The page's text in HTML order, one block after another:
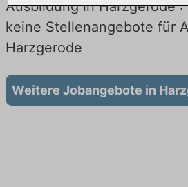
Ausbildung in Harzgerode
keine Stellenangebote für
Harzgerode
Weitere Jobangebote in